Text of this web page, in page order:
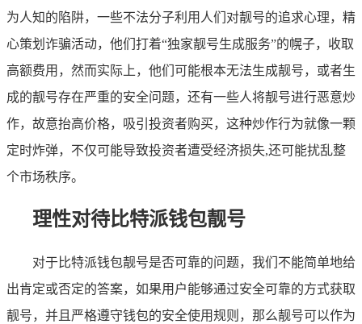
为人知的陷阱，一些不法分子利用人们对靓号的追求心理，精
心策划诈骗活动，他们打着“独家靓号生成服务”的幌子，收取
高额费用，然而实际上，他们可能根本无法生成靓号，或者生
成的靓号存在严重的安全问题，还有一些人将靓号进行恶意炒
作，故意抬高价格，吸引投资者购买，这种炒作行为就像一颗
定时炸弹，不仅可能导致投资者遭受经济损失,还可能扰乱整
个市场秩序。
理性对待比特派钱包靓号
对于比特派钱包靓号是否可靠的问题，我们不能简单地给
出肯定或否定的答案，如果用户能够通过安全可靠的方式获取
靓号，并且严格遵守钱包的安全使用规则，那么靓号可以作为